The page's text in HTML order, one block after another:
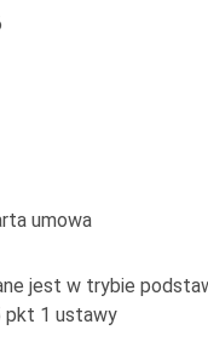
umowa
jest w trybie
pkt 1 ustawy